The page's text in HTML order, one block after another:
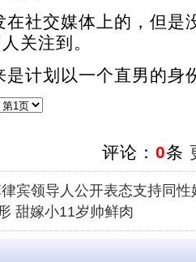
社交媒体上的，但是
关注到。
计划以一个直男的身
评论： 0条
宾领导人公开表态支持同性
甜嫁小11岁帅鲜肉